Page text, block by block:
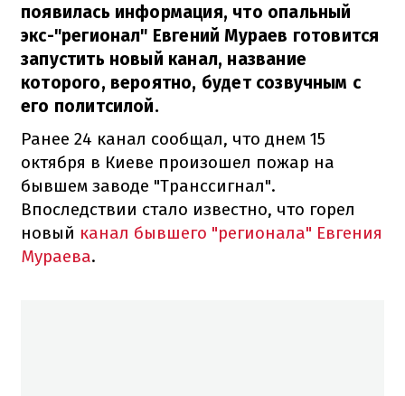
появилась информация, что опальный
экс-"регионал" Евгений Мураев готовится
запустить новый канал, название
которого, вероятно, будет созвучным с
его политсилой.
Ранее 24 канал сообщал, что днем ​​15
октября в Киеве произошел пожар на
бывшем заводе "Транссигнал".
Впоследствии стало известно, что горел
новый канал бывшего "регионала" Евгения
Мураева.